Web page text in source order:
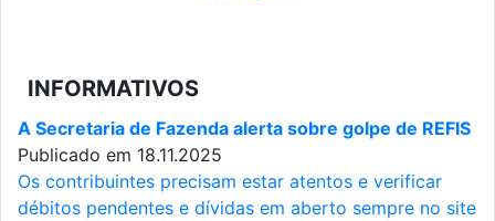
INFORMATIVOS
A Secretaria de Fazenda alerta sobre golpe de REFIS
Publicado em 18.11.2025
Os contribuintes precisam estar atentos e verificar
débitos pendentes e dívidas em aberto sempre no site